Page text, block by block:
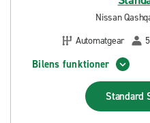
Nissan
Automatgear
5
Bilens funktioner
Standard